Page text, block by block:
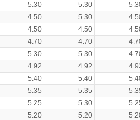
5.30 5.30
4.50 5.30
4.50 4.50
4.70 4.70
5.30 5.30
4.92 4.92
5.40 5.40
5.35 5.35
5.25 5.30
5.20 5.20